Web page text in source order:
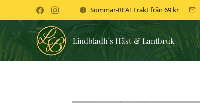
Sommar-REA! Frakt från 69 kr
Lindbladh´s Häst & Lantbruk